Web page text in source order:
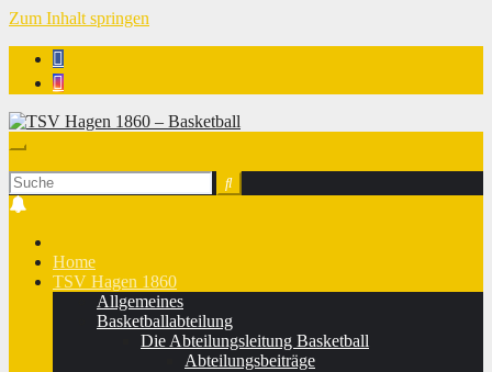
Zum Inhalt springen
Home
TSV Hagen 1860
Allgemeines
Basketballabteilung
Die Abteilungsleitung Basketball
Abteilungsbeiträge